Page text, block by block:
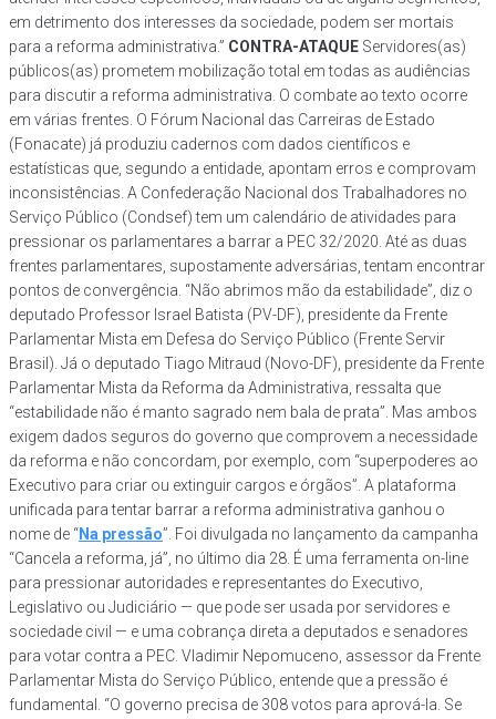
em detrimento dos interesses da sociedade, podem ser mortais
para a reforma administrativa.” CONTRA-ATAQUE Servidores(as)
públicos(as) prometem mobilização total em todas as audiências
para discutir a reforma administrativa. O combate ao texto ocorre
em várias frentes. O Fórum Nacional das Carreiras de Estado
(Fonacate) já produziu cadernos com dados científicos e
estatísticas que, segundo a entidade, apontam erros e comprovam
inconsistências. A Confederação Nacional dos Trabalhadores no
Serviço Público (Condsef) tem um calendário de atividades para
pressionar os parlamentares a barrar a PEC 32/2020. Até as duas
frentes parlamentares, supostamente adversárias, tentam encontrar
pontos de convergência. “Não abrimos mão da estabilidade”, diz o
deputado Professor Israel Batista (PV-DF), presidente da Frente
Parlamentar Mista em Defesa do Serviço Público (Frente Servir
Brasil). Já o deputado Tiago Mitraud (Novo-DF), presidente da Frente
Parlamentar Mista da Reforma da Administrativa, ressalta que
“estabilidade não é manto sagrado nem bala de prata”. Mas ambos
exigem dados seguros do governo que comprovem a necessidade
da reforma e não concordam, por exemplo, com “superpoderes ao
Executivo para criar ou extinguir cargos e órgãos”. A plataforma
unificada para tentar barrar a reforma administrativa ganhou o
nome de “Na pressão”. Foi divulgada no lançamento da campanha
“Cancela a reforma, já”, no último dia 28. É uma ferramenta on-line
para pressionar autoridades e representantes do Executivo,
Legislativo ou Judiciário — que pode ser usada por servidores e
sociedade civil — e uma cobrança direta a deputados e senadores
para votar contra a PEC. Vladimir Nepomuceno, assessor da Frente
Parlamentar Mista do Serviço Público, entende que a pressão é
fundamental. “O governo precisa de 308 votos para aprová-la. Se